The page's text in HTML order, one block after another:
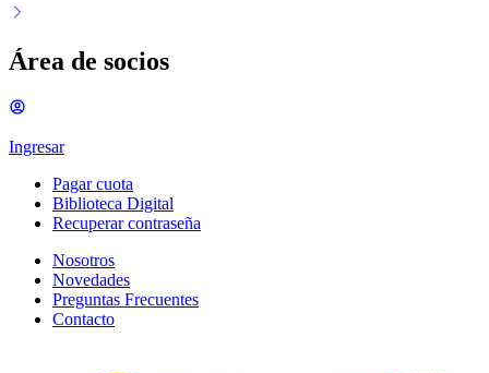
Área de socios
Ingresar
Pagar cuota
Biblioteca Digital
Recuperar contraseña
Nosotros
Novedades
Preguntas Frecuentes
Contacto